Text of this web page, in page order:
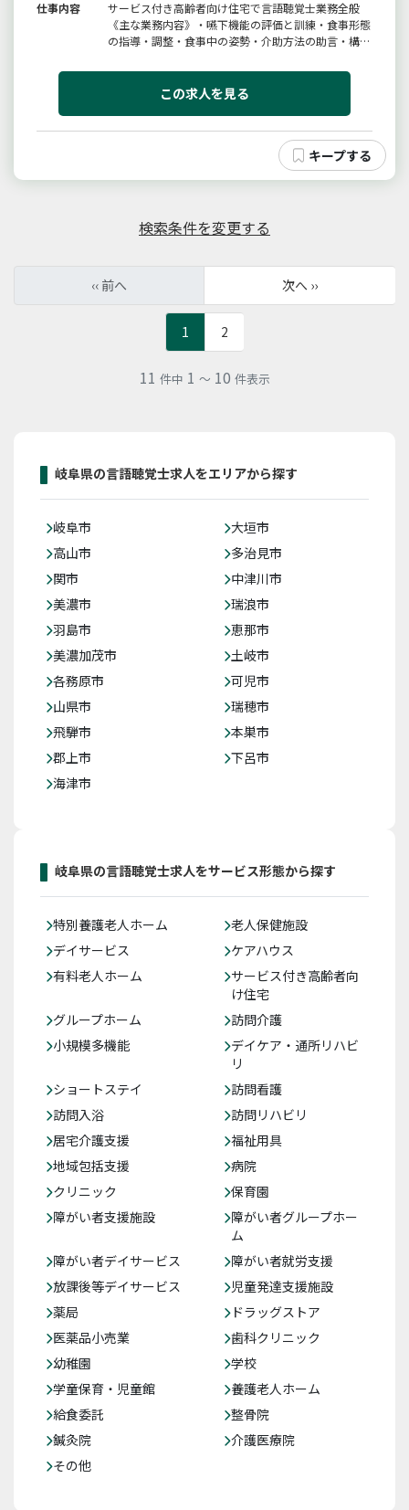
仕事内容
サービス付き高齢者向け住宅で言語聴覚士業務全般
《主な業務内容》・嚥下機能の評価と訓練・食事形態
の指導・調整・食事中の姿勢・介助方法の助言・構
マネージャー、各関係機関との連絡調整・事務作業※
変更範囲：会社の定める業務
この求人を見る
検索条件を変更する
‹‹ 前へ 次へ ››
1 2
11 件中 1 ～ 10 件表示
岐阜県の言語聴覚士求人をエリアから探す
岐阜市
大垣市
高山市
多治見市
関市
中津川市
美濃市
瑞浪市
羽島市
恵那市
美濃加茂市
土岐市
各務原市
可児市
山県市
瑞穂市
飛騨市
本巣市
郡上市
下呂市
海津市
岐阜県の言語聴覚士求人をサービス形態から探す
特別養護老人ホーム
老人保健施設
デイサービス
ケアハウス
有料老人ホーム
サービス付き高齢者向
け住宅
グループホーム
訪問介護
小規模多機能
デイケア・通所リハビ
リ
ショートステイ
訪問看護
訪問入浴
訪問リハビリ
居宅介護支援
福祉用具
地域包括支援
病院
クリニック
保育園
障がい者支援施設
障がい者グループホー
ム
障がい者デイサービス
障がい者就労支援
放課後等デイサービス
児童発達支援施設
薬局
ドラッグストア
医薬品小売業
歯科クリニック
幼稚園
学校
学童保育・児童館
養護老人ホーム
給食委託
整骨院
鍼灸院
介護医療院
その他